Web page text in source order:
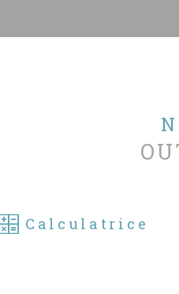
98 00 ou 06 49 33 94
Calculatrice